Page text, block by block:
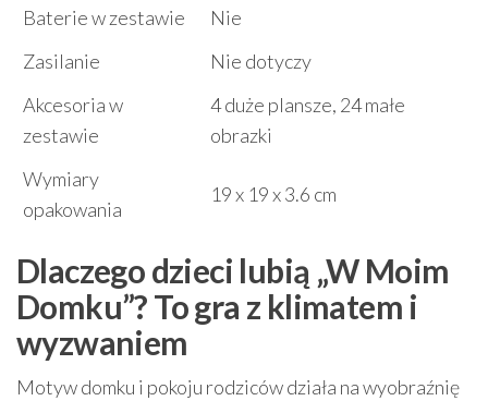
Baterie w zestawie
Nie
Zasilanie
Nie dotyczy
Akcesoria w
zestawie
4 duże plansze, 24 małe
obrazki
Wymiary
opakowania
19 x 19 x 3.6 cm
Dlaczego dzieci lubią „W Moim
Domku”? To gra z klimatem i
wyzwaniem
Motyw domku i pokoju rodziców działa na wyobraźnię